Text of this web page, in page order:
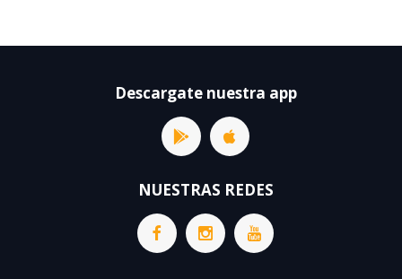
Descargate nuestra app
NUESTRAS REDES